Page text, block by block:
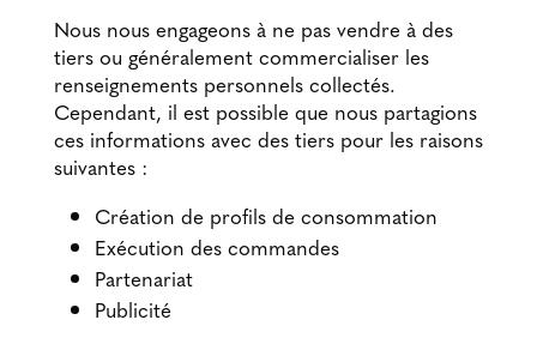
Nous nous engageons à ne pas vendre à des
tiers ou généralement commercialiser les
renseignements personnels collectés.
Cependant, il est possible que nous partagions
ces informations avec des tiers pour les raisons
suivantes :
Création de profils de consommation
Exécution des commandes
Partenariat
Publicité